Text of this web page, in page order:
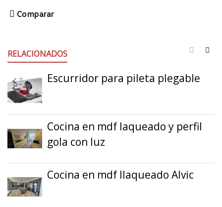
Comparar
RELACIONADOS
Escurridor para pileta plegable
Cocina en mdf laqueado y perfil
gola con luz
Cocina en mdf llaqueado Alvic